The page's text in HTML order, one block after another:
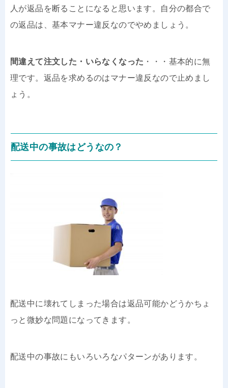
人が返品を断ることになると思います。自分の都合で
の返品は、基本マナー違反なのでやめましょう。
間違えて注文した・いらなくなった ・・・基本的に無
理です。返品を求めるのはマナー違反なので止めまし
ょう。
配送中の事故はどうなの？
配送中に壊れてしまった場合は返品可能かどうかちょ
っと微妙な問題になってきます。
配送中の事故にもいろいろなパターンがあります。